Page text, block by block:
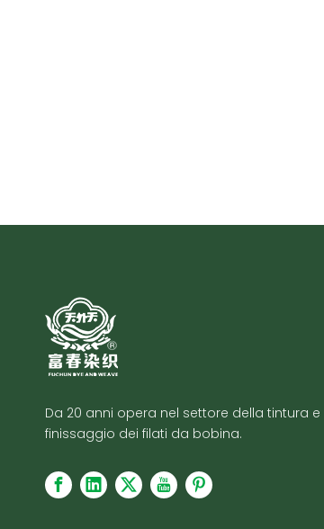
Da 20 anni opera nel settore della tintura e
finissaggio dei filati da bobina.